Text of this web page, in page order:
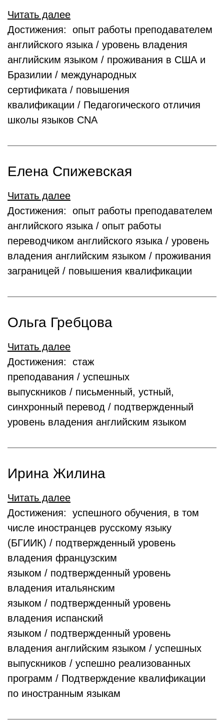
Читать далее
Достижения: опыт работы преподавателем
английского языка / уровень владения
английским языком / проживания в США и
Бразилии / международных
сертификата / повышения
квалификации / Педагогического отличия
школы языков CNА
Елена Спижевская
Читать далее
Достижения: опыт работы преподавателем
английского языка / опыт работы
переводчиком английского языка / уровень
владения английским языком / проживания
заграницей / повышения квалификации
Ольга Гребцова
Читать далее
Достижения: стаж
преподавания / успешных
выпускников / письменный, устный,
синхронный перевод / подтвержденный
уровень владения английским языком
Ирина Жилина
Читать далее
Достижения: успешного обучения, в том
числе иностранцев русскому языку
(БГИИК) / подтвержденный уровень
владения французским
языком / подтвержденный уровень
владения итальянским
языком / подтвержденный уровень
владения испанский
языком / подтвержденный уровень
владения английским языком / успешных
выпускников / успешно реализованных
программ / Подтверждение квалификации
по иностранным языкам